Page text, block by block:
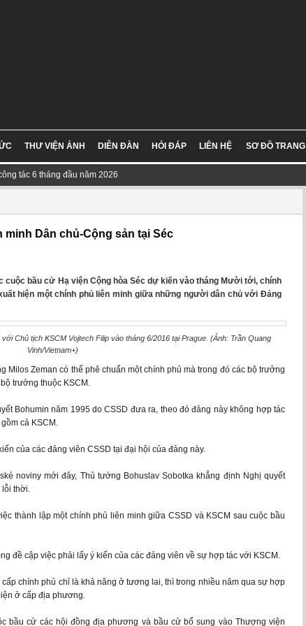
THƯ VIỆN ẢNH DIỄN ĐÀN HỎI ĐÁP LIÊN HỆ SƠ ĐỒ TRANG
tác 6 tháng đầu năm 2026
Dân chủ-Cộng sản tại Séc
cuộc bầu cử Hạ viện Cộng hòa Séc dự kiến vào tháng Mười tới, chính
hiện một chính phủ liên minh giữa những người dân chủ với Đảng
Chủ tịch KSCM Vojtech Filip vào tháng 6/2016 tại Prague. (Ảnh: Trần Quang
Vinh/Vietnam+)
Milos Zeman có thể phê chuẩn một chính phủ mà trong đó các bộ trưởng
trưởng thuộc KSCM.
Bohumin năm 1995 do CSSD đưa ra, theo đó đảng này không hợp tác
cả KSCM.
của các đảng viên CSSD tại đại hội của đảng này.
noviny mới đây, Thủ tướng Bohuslav Sobotka khẳng định Nghị quyết
lỗi thời.
thành lập một chính phủ liên minh giữa CSSD và KSCM sau cuộc bầu
đề cập việc phải lấy ý kiến của các đảng viên về sự hợp tác với KSCM.
chính phủ chỉ là khả năng ở tương lai, thì trong nhiều năm qua sự hợp
ở cấp địa phương.
bầu cử các hội đồng địa phương và bầu cử bổ sung vào Thượng viện